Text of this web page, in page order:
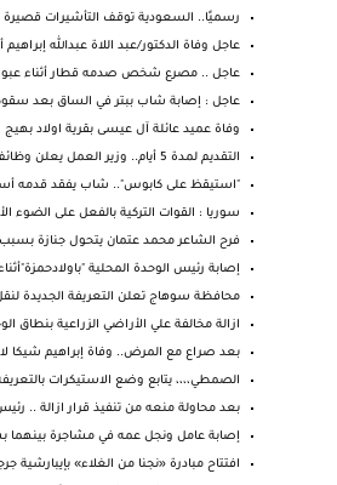
رسميًا.. السعودية توقف التأشيرات قصيرة
عاجل وفاة الدكتور/عبد اللاة عبدالله إبراهيم
عاجل .. مصرع شخص صدمه قطار أثناء
عاجل : إصابة شاب ببتر في الساق بعد
وفاة عميد عائلة آل عيسى بقرية اولاد بهيج
التقديم لمدة 5 أيام.. وزير العمل يعلن وظائف للمعلم...
"استيقظ على كابوس".. شاب يفقد قدمه
سوريا : القوات التركية بالفعل على الضوء
فرح الشاعر محمد عتمان يتحول جنازة
إصابة رئيس الوحدة المحلية
محافظة سوهاج تعلن التعريفة الجديدة
ازالة مخالفة علي الأراضي الزراعية بنطاق
بعد صراع مع المرض.. وفاة إبراهيم شيكا
الصمطي،،،، يتابع وضع الاستيكرات
بعد محاولة منعه من تنفيذ قرار ازالة ..
إصابة عامل ونجل عمه في مشاجرة بينهما
افتتاح مبادرة «نجنا من الغلاء» بإيبارشية